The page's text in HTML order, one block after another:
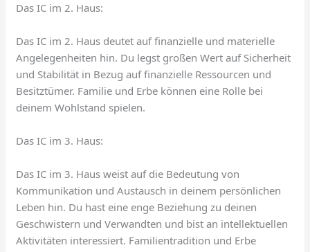
Das IC im 2. Haus:
Das IC im 2. Haus deutet auf finanzielle und materielle
Angelegenheiten hin. Du legst großen Wert auf Sicherheit
und Stabilität in Bezug auf finanzielle Ressourcen und
Besitztümer. Familie und Erbe können eine Rolle bei
deinem Wohlstand spielen.
Das IC im 3. Haus:
Das IC im 3. Haus weist auf die Bedeutung von
Kommunikation und Austausch in deinem persönlichen
Leben hin. Du hast eine enge Beziehung zu deinen
Geschwistern und Verwandten und bist an intellektuellen
Aktivitäten interessiert. Familientradition und Erbe